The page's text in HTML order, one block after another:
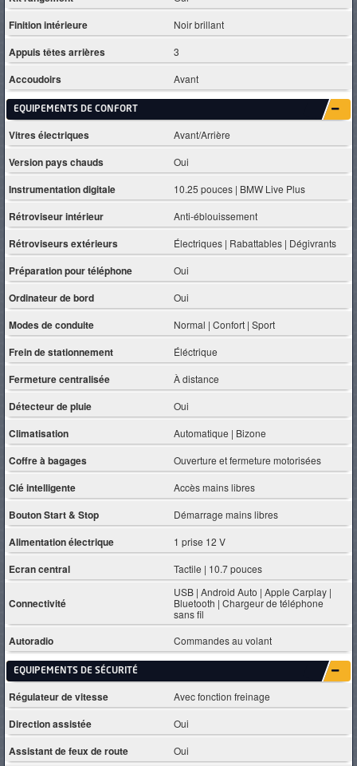
Finition intérieure Noir brillant
Appuis têtes arrières 3
Accoudoirs Avant
EQUIPEMENTS DE CONFORT
Vitres électriques Avant/Arrière
Version pays chauds Oui
Instrumentation digitale 10.25 pouces | BMW Live Plus
Rétroviseur intérieur Anti-éblouissement
Rétroviseurs extérieurs Électriques | Rabattables | Dégivrants
Préparation pour téléphone Oui
Ordinateur de bord Oui
Modes de conduite Normal | Confort | Sport
Frein de stationnement Éléctrique
Fermeture centralisée À distance
Détecteur de pluie Oui
Climatisation Automatique | Bizone
Coffre à bagages Ouverture et fermeture motorisées
Clé intelligente Accès mains libres
Bouton Start & Stop Démarrage mains libres
Alimentation électrique 1 prise 12 V
Ecran central Tactile | 10.7 pouces
Connectivité
USB | Android Auto | Apple Carplay |
Bluetooth | Chargeur de téléphone
sans fil
Autoradio Commandes au volant
EQUIPEMENTS DE SÉCURITÉ
Régulateur de vitesse Avec fonction freinage
Direction assistée Oui
Assistant de feux de route Oui